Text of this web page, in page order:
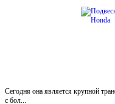
Сегодня она является крупной
с бол...